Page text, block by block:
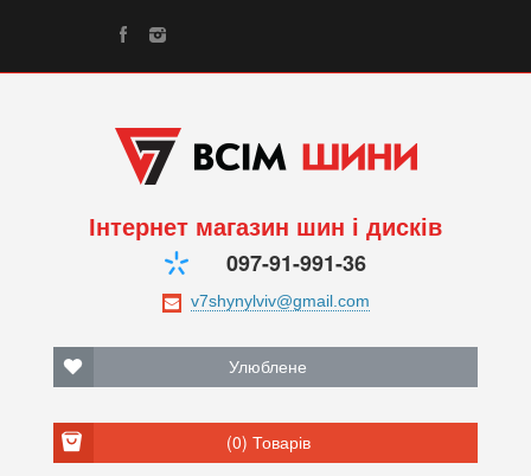
Інтернет магазин шин і дисків
097-91-991-36
Улюблене
(0) Товарів